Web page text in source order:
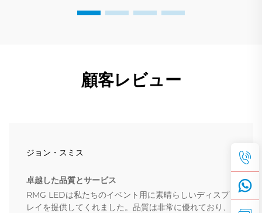
顧客レビュー
ジョン・スミス
卓越した品質とサービス
RMG LEDは私たちのイベント用に素晴らしいディスプ
レイを提供してくれました。品質は非常に優れており、